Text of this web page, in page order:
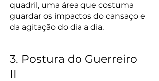
quadril, uma área que costuma
guardar os impactos do cansaço e
da agitação do dia a dia.
3. Postura do Guerreiro
II